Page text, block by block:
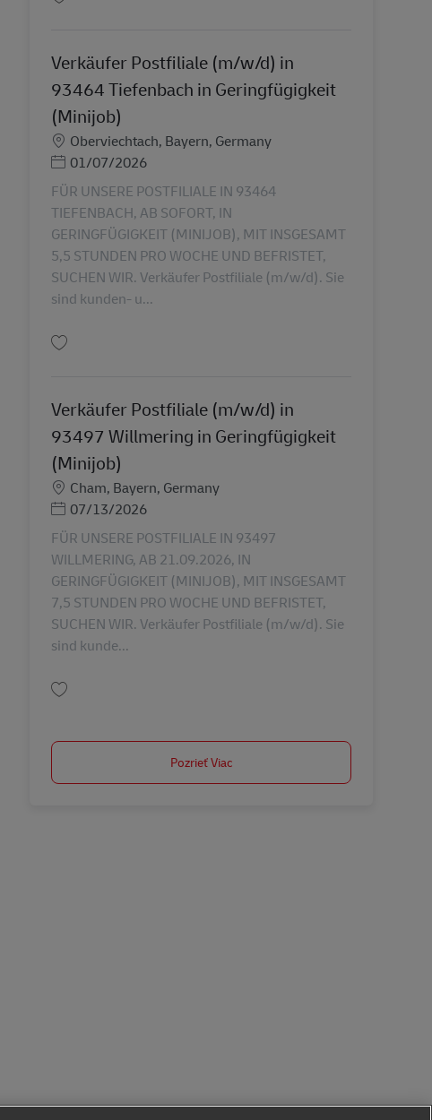
Verkäufer Postfiliale (m/w/d) in
93464 Tiefenbach in Geringfügigkeit
(Minijob)
Miesto
Oberviechtach, Bayern, Germany
Posted Date
01/07/2026
FÜR UNSERE POSTFILIALE IN 93464
TIEFENBACH, AB SOFORT, IN
GERINGFÜGIGKEIT (MINIJOB), MIT INSGESAMT
5,5 STUNDEN PRO WOCHE UND BEFRISTET,
SUCHEN WIR. Verkäufer Postfiliale (m/w/d). Sie
sind kunden- u...
Verkäufer Postfiliale (m/w/d) in
93497 Willmering in Geringfügigkeit
(Minijob)
Miesto
Cham, Bayern, Germany
Posted Date
07/13/2026
FÜR UNSERE POSTFILIALE IN 93497
WILLMERING, AB 21.09.2026, IN
GERINGFÜGIGKEIT (MINIJOB), MIT INSGESAMT
7,5 STUNDEN PRO WOCHE UND BEFRISTET,
SUCHEN WIR. Verkäufer Postfiliale (m/w/d). Sie
sind kunde...
Pozrieť Viac